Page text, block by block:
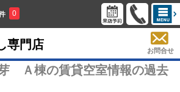
0
専門店 お問合せ
Ａ棟の賃貸空室情報の過去